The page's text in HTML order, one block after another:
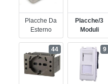
Placche Da
Esterno
Placche/3
Moduli
44 9